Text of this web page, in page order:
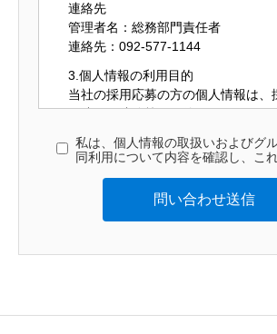
連絡先
管理者名：総務部門責任者
連絡先：092-577-1144
3.個人情報の利用目的
当社の採用応募の方の個人情報は、
関連する連絡等）で使用するため
4.個人情報の第三者提供
弊社は、あらかじめご本人の同意を
人情報を第三者に提供することはご
ただし、次の場合には、あらかじめ
ことなく、個人情報を第三者に提供
①法令に基づく場合
き
私は、個人情報の取扱いおよびグ
同利用について内容を確認し、こ